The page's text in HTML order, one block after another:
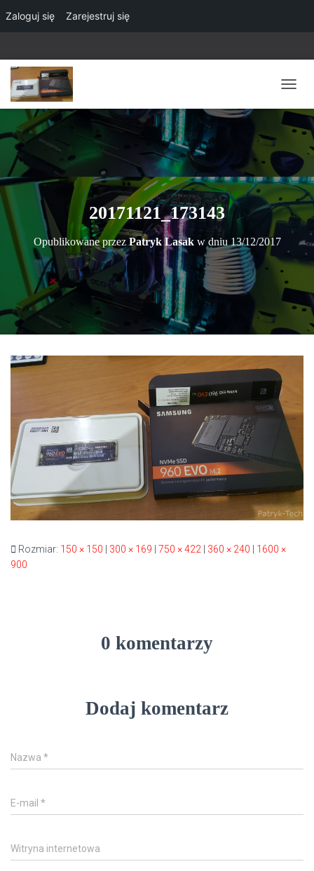
Zaloguj się Zarejestruj się
R
E
Ą
C
Z
N
A
G
C
Ę
20171121_173143
Opublikowane przezPatryk Lasakw dniu 13/12/2017
Rozmiar: 150 × 150 300 × 169 750 × 422 360 × 240
1600 ×
900
0 komentarzy
Dodaj komentarz
Nazwa *
E-mail *
Witryna internetowa